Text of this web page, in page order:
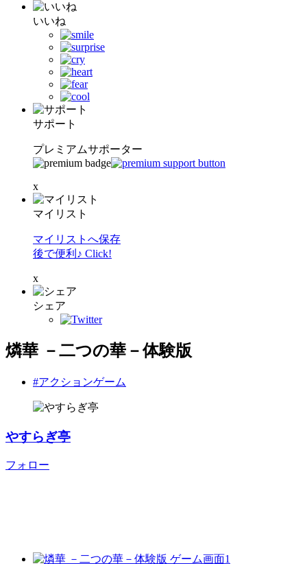
いいね
サポート
プレミアムサポーター
x
マイリスト
マイリストへ保存
後で便利♪ Click!
x
シェア
燐華 －二つの華－体験版
#アクションゲーム
やすらぎ亭
フォロー